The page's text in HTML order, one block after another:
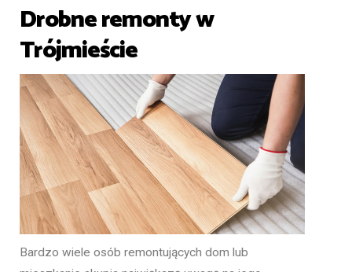
Drobne remonty w
Trójmieście
Bardzo wiele osób remontujących dom lub